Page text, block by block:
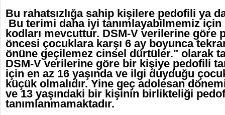
Bu rahatsızlığa sahip kişilere pedofili ya
Bu terimi daha iyi tanımlayabilmemiz için
kodları mevcuttur. DSM-V verilerine göre
öncesi çocuklara karşı 6 ay boyunca
önüne geçilemez cinsel dürtüler." olarak
DSM-V verilerine göre bir kişiye pedofili
için en az 16 yaşında ve ilgi duyduğu
küçük olmalıdır. Yine geç adolesan
ve 13 yaşındaki bir kişinin birlikteliği
tanımlanmamaktadır.